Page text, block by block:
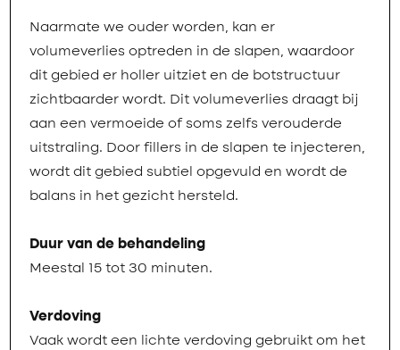
Naarmate we ouder worden, kan er
volumeverlies optreden in de slapen, waardoor
dit gebied er holler uitziet en de botstructuur
zichtbaarder wordt. Dit volumeverlies draagt bij
aan een vermoeide of soms zelfs verouderde
uitstraling. Door fillers in de slapen te injecteren,
wordt dit gebied subtiel opgevuld en wordt de
balans in het gezicht hersteld.
Duur van de behandeling
Meestal 15 tot 30 minuten.
Verdoving
Vaak wordt een lichte verdoving gebruikt om het